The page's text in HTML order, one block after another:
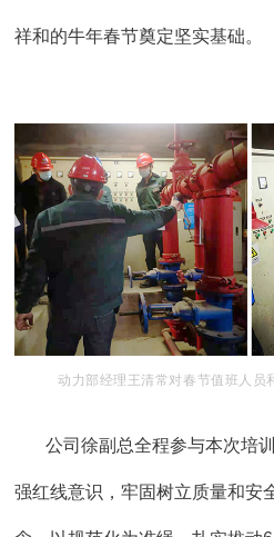
祥和的牛年春节奠定坚实基础。
动力部经理王清常对春节值班人员
公司徐副总全程参与本次培
强红线意识，牢固树立质量和安